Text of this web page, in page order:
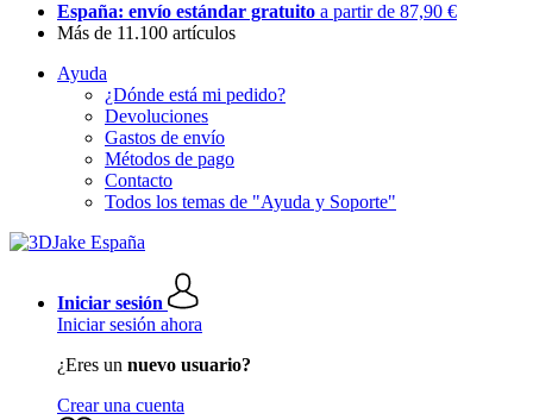
España: envío estándar gratuito a partir de 87,90 €
Más de 11.100 artículos
Ayuda
¿Dónde está mi pedido?
Devoluciones
Gastos de envío
Métodos de pago
Contacto
Todos los temas de "Ayuda y Soporte"
Iniciar sesión
Iniciar sesión ahora
¿Eres un nuevo usuario?
Crear una cuenta